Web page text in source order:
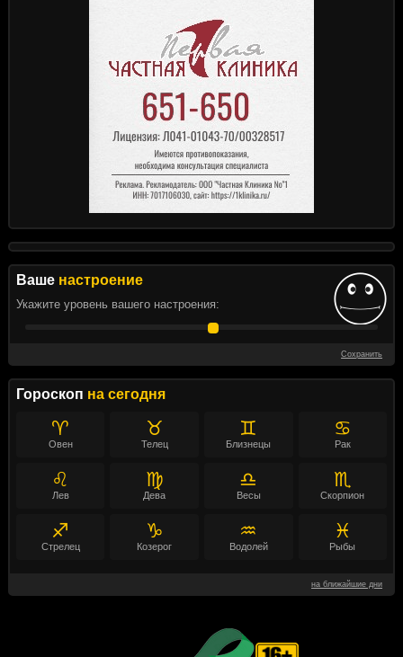
Ваше настроение
Укажите уровень вашего настроения:
Сохранить
Гороскоп на сегодня
♈
Овен
♉
Телец
♊
Близнецы
♋
Рак
♌
Лев
♍
Дева
♎
Весы
♏
Скорпион
♐
Стрелец
♑
Козерог
♒
Водолей
♓
Рыбы
на ближайшие дни